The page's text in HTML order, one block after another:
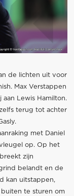
de lichten uit voor
Max Verstappen
Lewis Hamilton.
terug tot achter
met Daniel
op. Op het
zijn
belandt en de
kan uitstappen,
te sturen om